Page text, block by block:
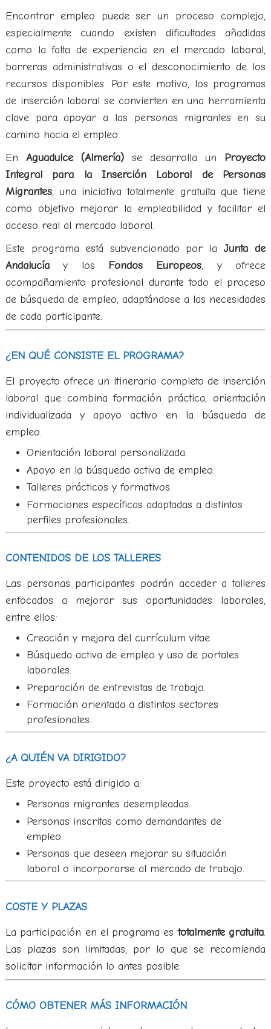
Encontrar empleo puede ser un proceso complejo,
especialmente cuando existen dificultades añadidas
como la falta de experiencia en el mercado laboral,
barreras administrativas o el desconocimiento de los
recursos disponibles. Por este motivo, los programas
de inserción laboral se convierten en una herramienta
clave para apoyar a las personas migrantes en su
camino hacia el empleo.
En Aguadulce (Almería)se desarrolla un Proyecto
Integral para la Inserción Laboral de Personas
Migrantes, una iniciativa totalmente gratuita que tiene
como objetivo mejorar la empleabilidad y facilitar el
acceso real al mercado laboral.
Este programa está subvencionado por la Junta de
Andalucíay los Fondos Europeos, y ofrece
acompañamiento profesional durante todo el proceso
de búsqueda de empleo, adaptándose a las necesidades
de cada participante.
¿EN QUÉ CONSISTE EL PROGRAMA?
El proyecto ofrece un itinerario completo de inserción
laboral que combina formación práctica, orientación
individualizada y apoyo activo en la búsqueda de
empleo.
Orientación laboral personalizada.
Apoyo en la búsqueda activa de empleo.
Talleres prácticos y formativos.
Formaciones específicas adaptadas a distintos
perfiles profesionales.
CONTENIDOS DE LOS TALLERES
Las personas participantes podrán acceder a talleres
enfocados a mejorar sus oportunidades laborales,
entre ellos:
Creación y mejora del currículum vitae.
Búsqueda activa de empleo y uso de portales
laborales.
Preparación de entrevistas de trabajo.
Formación orientada a distintos sectores
profesionales.
¿A QUIÉN VA DIRIGIDO?
Este proyecto está dirigido a:
Personas migrantes desempleadas.
Personas inscritas como demandantes de
empleo.
Personas que deseen mejorar su situación
laboral o incorporarse al mercado de trabajo.
COSTE Y PLAZAS
La participación en el programa estotalmente gratuita.
Las plazas son limitadas, por lo que se recomienda
solicitar información lo antes posible.
CÓMO OBTENER MÁS INFORMACIÓN